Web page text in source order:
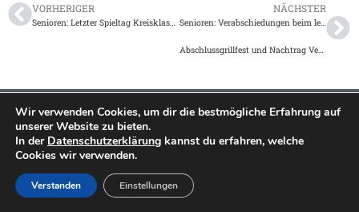
VORHERIGER NÄCHSTER
Senioren: Verabschiedungen beim letzten Heimspiel am 27.05.2023
Abschlussgrillfest und Nachtrag Verabschiedungen am 03.06.2023
Impressum
Datenschutz
©2026 TSV Langenbrücken
Wir verwenden Cookies, um dir die bestmögliche Erfahrung auf
unserer Website zu bieten.
In der Datenschutzerklärung kannst du erfahren, welche
Cookies wir verwenden.
Verstanden Einstellungen